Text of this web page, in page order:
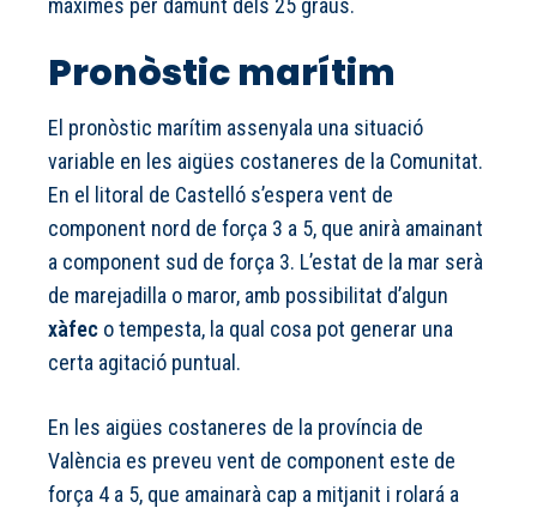
màximes per damunt dels 25 graus.
Pronòstic marítim
El pronòstic marítim assenyala una situació
variable en les aigües costaneres de la Comunitat.
En el litoral de Castelló s’espera vent de
component nord de força 3 a 5, que anirà amainant
a component sud de força 3. L’estat de la mar serà
de marejadilla o maror, amb possibilitat d’algun
xàfec o tempesta, la qual cosa pot generar una
certa agitació puntual.
En les aigües costaneres de la província de
València es preveu vent de component este de
força 4 a 5, que amainarà cap a mitjanit i rolará a